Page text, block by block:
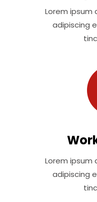
Lorem ipsum
adipiscing
Lorem ipsum
adipiscing